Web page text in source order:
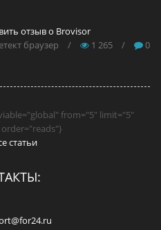
отзыв о Brovisor
браузер
/ 1 265 / 0
from="5" limit="5"
order="reads"}
статьи